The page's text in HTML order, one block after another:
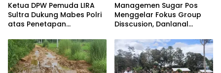
Ketua DPW Pemuda LIRA
Sultra Dukung Mabes Polri
atas Penetapan
Pengusaha Tambang di
Konawe Utara
Managemen Sugar Pos
Menggelar Fokus Group
Disscusion, Danlanal
Keamanan Perairan Laut